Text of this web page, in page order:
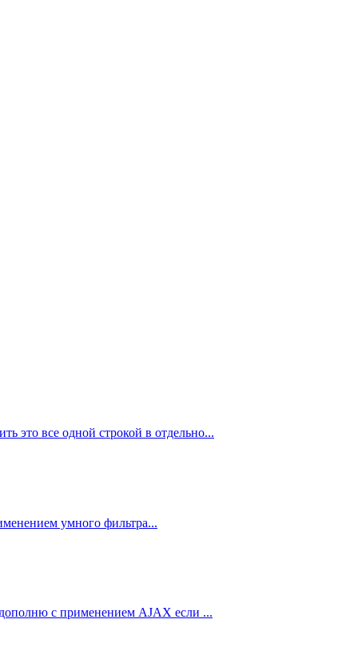
это все одной строкой в отдельно...
умного фильтра...
дополню с применением AJAX если ...